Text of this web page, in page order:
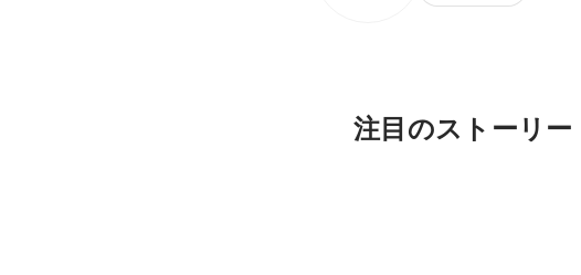
注目のストーリー